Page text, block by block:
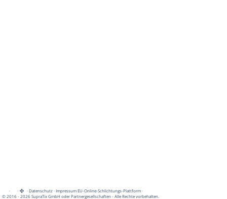
· · ·Datenschutz·Impressum EU-Online-Schlichtungs-Plattform·
© 2016 - 2026 SupraTix GmbH oder Partnergesellschaften - Alle Rechte vorbehalten.